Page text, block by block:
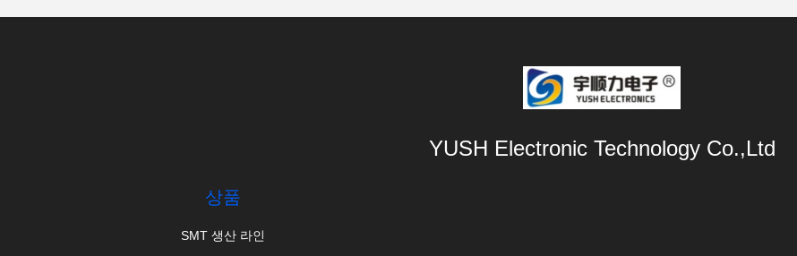
YUSH Electronic Technology Co.,Ltd
상품
SMT 생산 라인